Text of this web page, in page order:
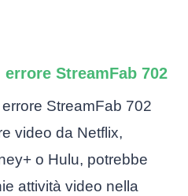
StreamFab 702
StreamFab 702
video da Netflix,
o Hulu, potrebbe
attività video nella